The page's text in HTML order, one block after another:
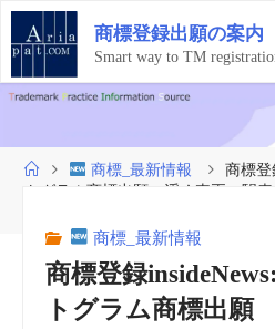
コ
テ
ン
ツ
ス
商標登録出願の案内
Smart way to TM
ホ
ー
商標_最新情報
商標登
トグラム商標出願 浮く車両、駅
商標_最新情報
商標登録
トグラム商標出